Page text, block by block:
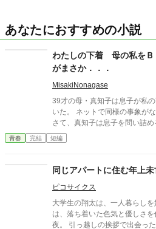
あなたにおすすめの小説
わたしの下着 母の私をＢ
がまさか．．．
MisakiNonagase
39才の母・真知子は息子が私
いた。 ネットで同様の事象が
さて、真知子は息子を問い詰
青春 完結 短編
同じアパートに住む年上未
ピコサイクス
大学生の翔太は、一人暮らし
は、落ち着いた色気と優しさ
夜。 引っ越しの挨拶で出会っ